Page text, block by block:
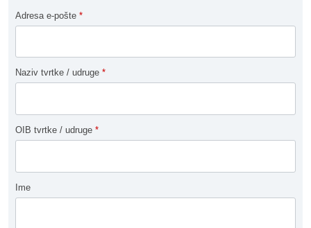
Adresa e-pošte *
Naziv tvrtke / udruge *
OIB tvrtke / udruge *
Ime